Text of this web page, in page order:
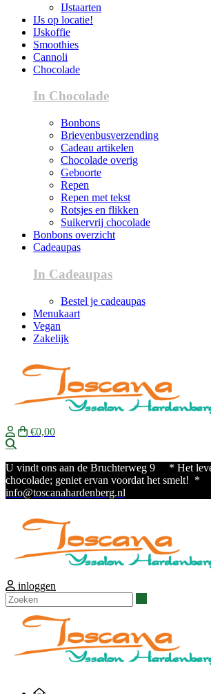
IJstaarten
IJs op locatie!
IJskoffie
Smoothies
Cannoli
Chocolade
In Chocolade
Bonbons
Brievenbusverzending
Cadeau artikelen
Chocolade overig
Geboorte
Repen
Repen met tekst
Rotsjes en flikken
Suikervrij chocolade
Bonbons overzicht
Cadeaupas
In Cadeaupas
Bestel je cadeaupas
Menukaart
Vegan
Zakelijk
€0,00
U vindt ons aan de Bruchterweg 9 * Het
chocolade; geniet ervan voordat het smelt!
info@toscanahardenberg.nl
inloggen